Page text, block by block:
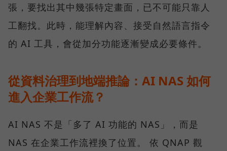
張，要找出其中幾張特定畫面，已不可能只靠人
工翻找。此時，能理解內容、接受自然語言指令
的 AI 工具，會從加分功能逐漸變成必要條件。
從資料治理到地端推論：AI NAS 如何
進入企業工作流？
AI NAS 不是「多了 AI 功能的 NAS」，而是
NAS 在企業工作流裡換了位置。 依 QNAP 觀